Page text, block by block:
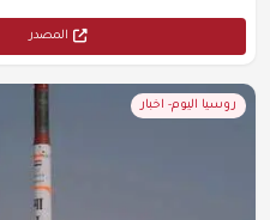
المصدر
روسيا اليوم- اخبار